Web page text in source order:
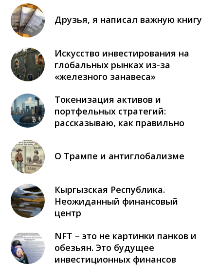
Друзья, я написал важную книгу
Искусство инвестирования на
глобальных рынках из-за
«железного занавеса»
Токенизация активов и
портфельных стратегий:
рассказываю, как правильно
О Трампе и антиглобализме
Кыргызская Республика.
Неожиданный финансовый
центр
NFT – это не картинки панков и
обезьян. Это будущее
инвестиционных финансов